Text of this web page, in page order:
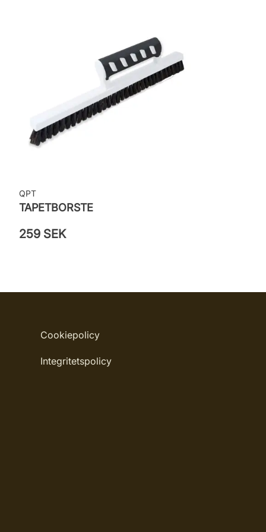
QPT
TAPETBORSTE
259 SEK
Cookiepolicy
Integritetspolicy